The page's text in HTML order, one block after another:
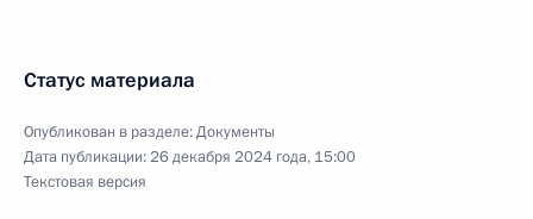
Статус материала
Опубликован в разделе:Документы
Дата публикации:26 декабря 2024 года, 15:00
Текстовая версия